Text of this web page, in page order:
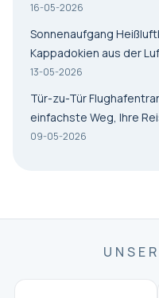
16-05-2026
Sonnenaufgang
Kappadokien aus der
13-05-2026
Tür-zu-Tür
einfachste Weg, Ihre
09-05-2026